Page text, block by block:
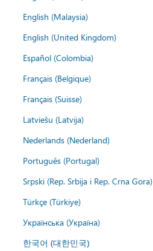
English (Malaysia)
English (United Kingdom)
Español (Colombia)
Français (Belgique)
Français (Suisse)
Latviešu (Latvija)
Nederlands (Nederland)
Português (Portugal)
Srpski (Rep. Srbija i Rep. Crna Gora)
Türkçe (Türkiye)
Українська (Україна)
한국어 (대한민국)